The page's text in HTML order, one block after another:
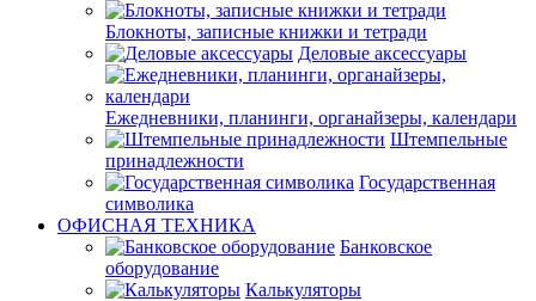
Блокноты, записные книжки и тетради
Деловые аксессуары
Ежедневники, планинги, органайзеры, календари
Штемпельные
принадлежности
Государственная
символика
ОФИСНАЯ ТЕХНИКА
Банковское
оборудование
Калькуляторы